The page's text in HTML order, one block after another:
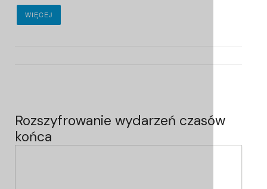
WIĘCEJ
Rozszyfrowanie wydarzeń czasów
końca